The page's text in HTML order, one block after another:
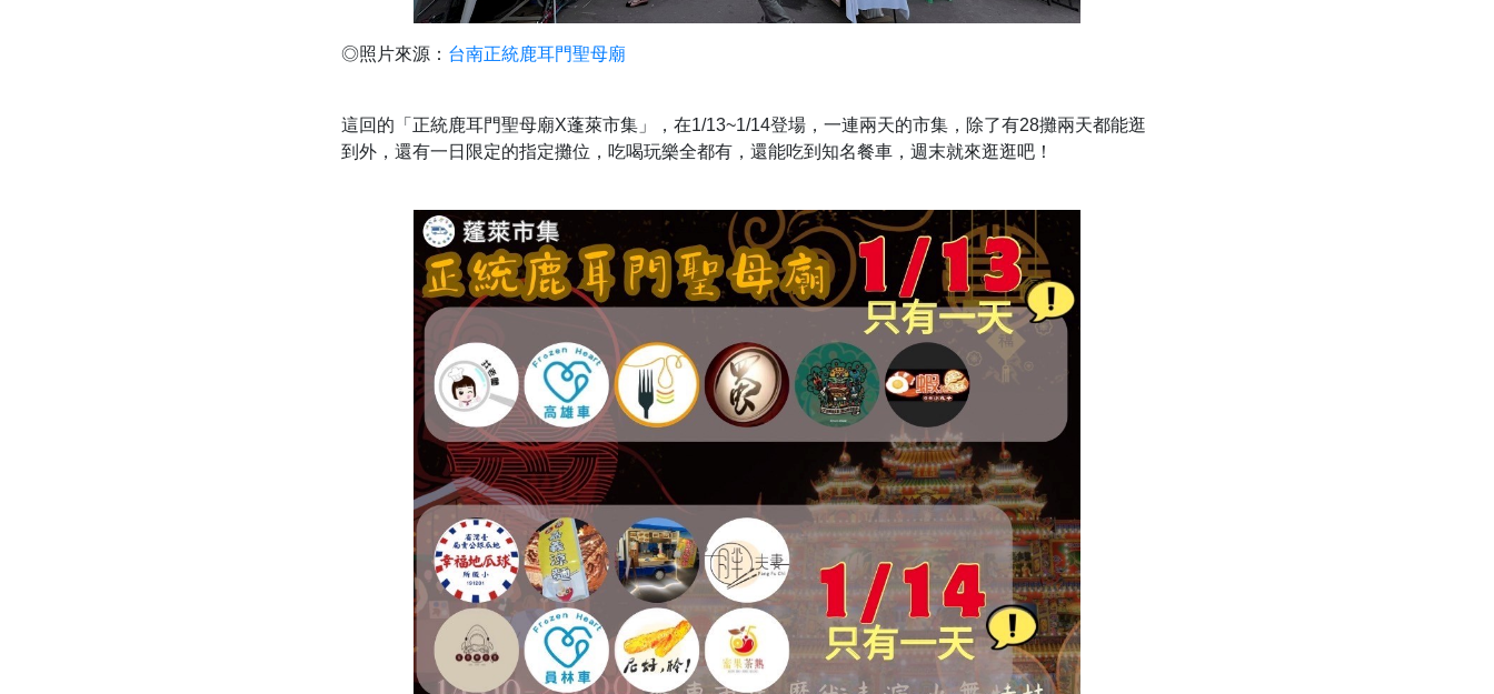
◎照片來源： 台南正統鹿耳門聖母廟
這回的「正統鹿耳門聖母廟X蓬萊市集」，在1/13~1/14登場，一連兩天的市集，除了有28攤兩天都能逛
到外，還有一日限定的指定攤位，吃喝玩樂全都有，還能吃到知名餐車，週末就來逛逛吧！